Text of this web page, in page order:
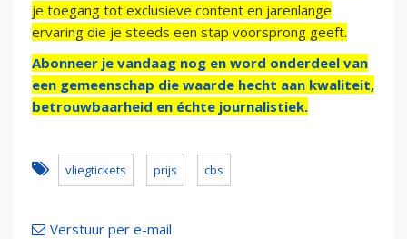
je toegang tot exclusieve content en jarenlange
ervaring die je steeds een stap voorsprong geeft.
Abonneer je vandaag nog en word onderdeel van
een gemeenschap die waarde hecht aan kwaliteit,
betrouwbaarheid en échte journalistiek.
vliegtickets prijs cbs
Verstuur per e-mail